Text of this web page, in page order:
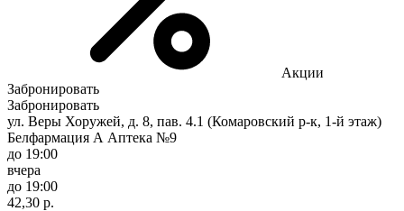
Акции
Забронировать
Забронировать
ул. Веры Хоружей, д. 8, пав. 4.1 (Комаровский р-к, 1-й этаж)
Белфармация А Аптека №9
до 19:00
вчера
до 19:00
42,30 р.